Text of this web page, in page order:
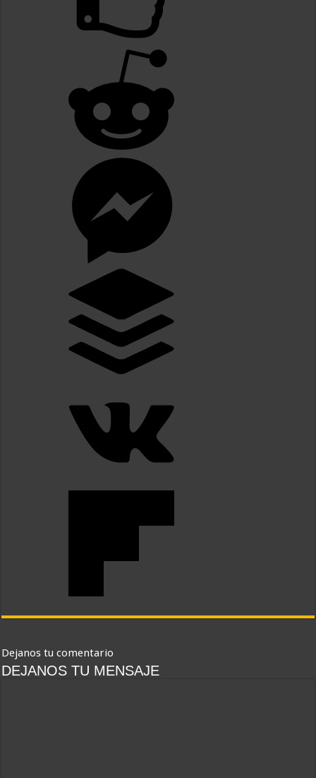
Dejanos tu comentario
DEJANOS TU MENSAJE